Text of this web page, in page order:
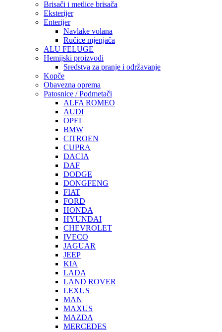
Brisači i metlice brisača
Eksterijer
Enterijer
Navlake volana
Ručice mjenjača
ALU FELUGE
Hemijski proizvodi
Sredstva za pranje i održavanje
Kopče
Obavezna oprema
Patosnice / Podmetači
ALFA ROMEO
AUDI
OPEL
BMW
CITROEN
CUPRA
DACIA
DAF
DODGE
DONGFENG
FIAT
FORD
HONDA
HYUNDAI
CHEVROLET
IVECO
JAGUAR
JEEP
KIA
LADA
LAND ROVER
LEXUS
MAN
MAXUS
MAZDA
MERCEDES